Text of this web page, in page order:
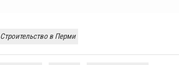
Строительство в Перми